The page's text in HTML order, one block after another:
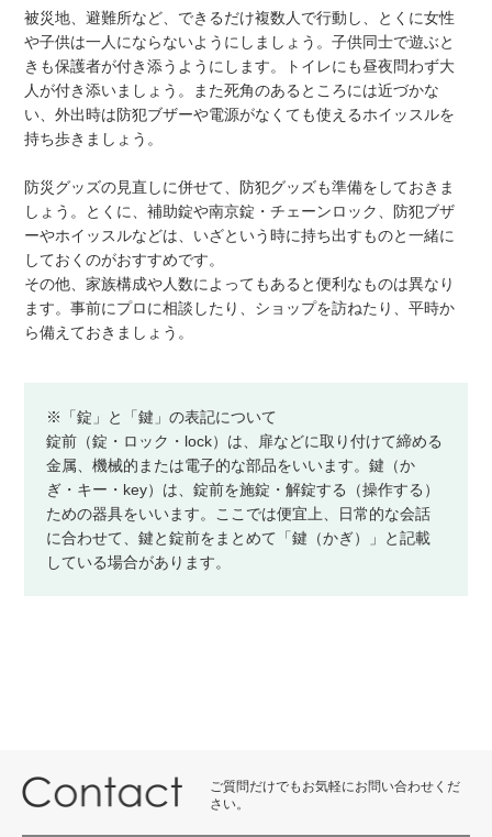
被災地、避難所など、できるだけ複数人で行動し、とくに女性
や子供は一人にならないようにしましょう。子供同士で遊ぶと
きも保護者が付き添うようにします。トイレにも昼夜問わず大
人が付き添いましょう。また死角のあるところには近づかな
い、外出時は防犯ブザーや電源がなくても使えるホイッスルを
持ち歩きましょう。
防災グッズの見直しに併せて、防犯グッズも準備をしておきま
しょう。とくに、補助錠や南京錠・チェーンロック、防犯ブザ
ーやホイッスルなどは、いざという時に持ち出すものと一緒に
しておくのがおすすめです。
その他、家族構成や人数によってもあると便利なものは異なり
ます。事前にプロに相談したり、ショップを訪ねたり、平時か
ら備えておきましょう。
※「錠」と「鍵」の表記について
錠前（錠・ロック・lock）は、扉などに取り付けて締める
金属、機械的または電子的な部品をいいます。鍵（か
ぎ・キー・key）は、錠前を施錠・解錠する（操作する）
ための器具をいいます。ここでは便宜上、日常的な会話
に合わせて、鍵と錠前をまとめて「鍵（かぎ）」と記載
している場合があります。
ご質問だけでもお気軽にお問い合わせくだ
さい。